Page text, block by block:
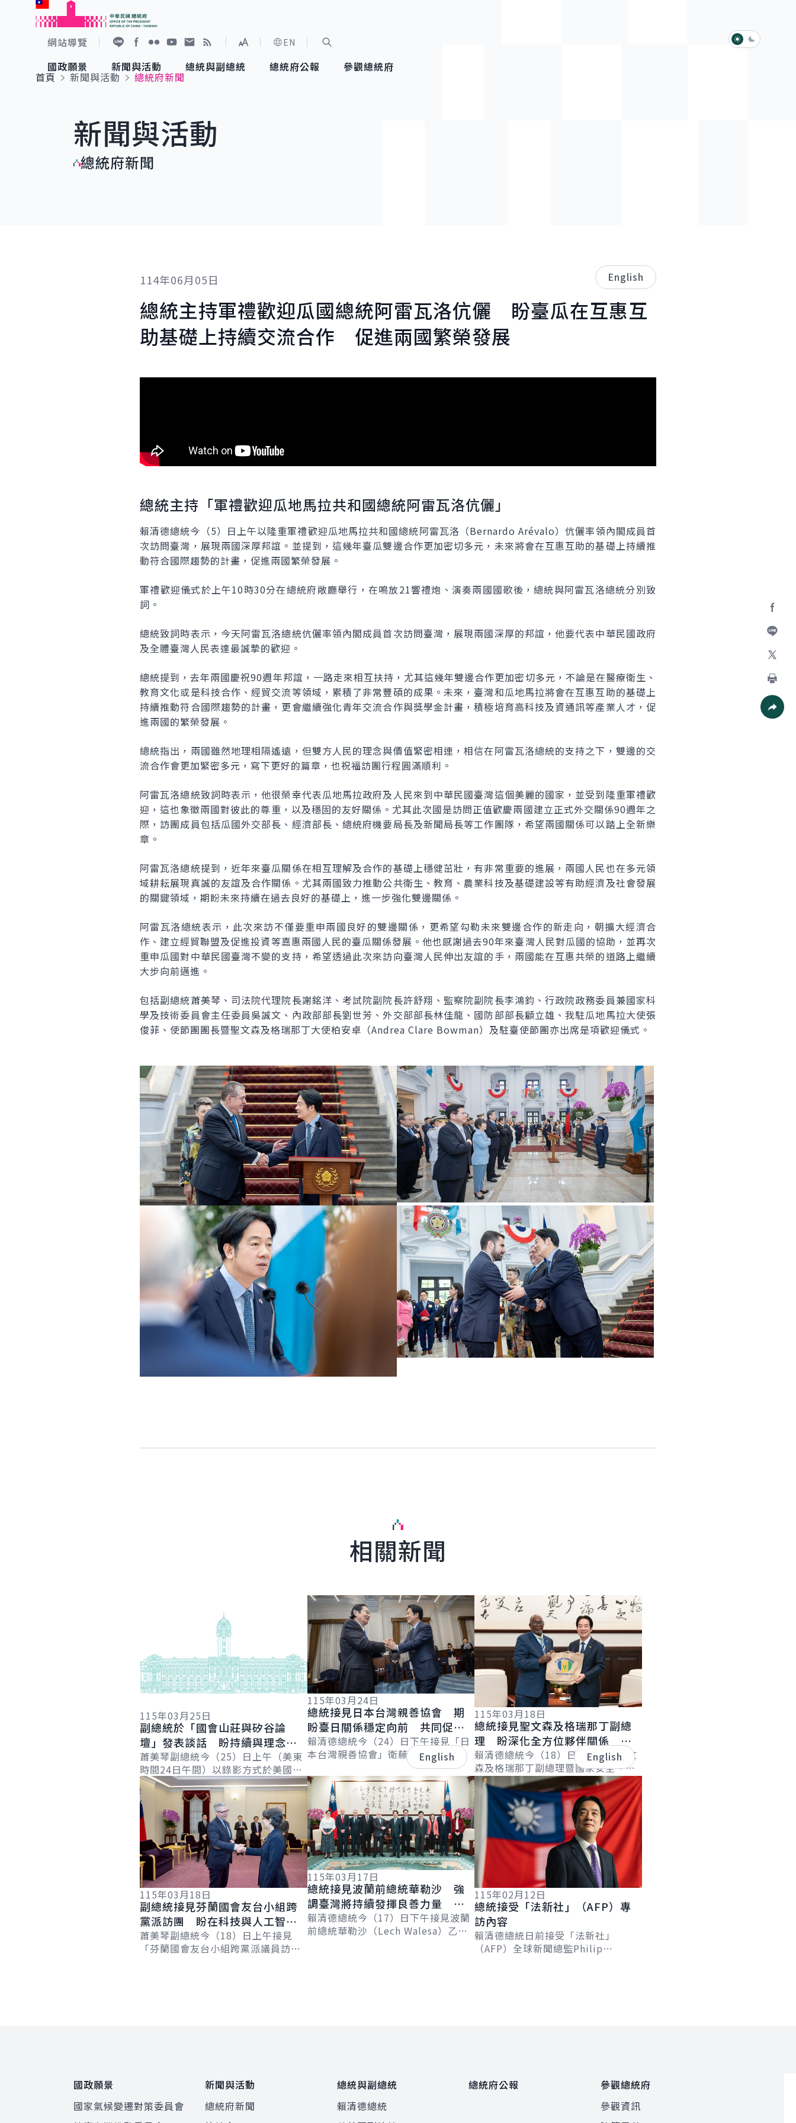
跳到主要內容
網站導覽
展開字級選單
EN
國政願景
國家氣候變遷對策委員會
重要談話
新聞與活動
總統府新聞
影音頻道
總統與副總統
賴清德總統
總統府公報 參觀總統府
參觀資訊
淺色模式
深色模式
首頁
新聞與活動
總統府新聞
新聞與活動
總統府新聞
加入好
列印
114年06月05日 English
總統主持軍禮歡迎瓜國總統阿雷瓦洛伉儷 盼臺瓜在互惠互
助基礎上持續交流合作 促進兩國繁榮發展
總統主持「軍禮歡迎瓜地馬拉共和國總統阿雷瓦洛伉儷」
賴清德總統今（5）日上午以隆重軍禮歡迎瓜地馬拉共和國總統阿雷瓦洛（Bernardo Arévalo）伉儷率領內閣成員首
次訪問臺灣，展現兩國深厚邦誼。並提到，這幾年臺瓜雙邊合作更加密切多元，未來將會在互惠互助的基礎上持續推
動符合國際趨勢的計畫，促進兩國繁榮發展。
軍禮歡迎儀式於上午10時30分在總統府敞廳舉行，在鳴放21響禮炮、演奏兩國國歌後，總統與阿雷瓦洛總統分別致
詞。
總統致詞時表示，今天阿雷瓦洛總統伉儷率領內閣成員首次訪問臺灣，展現兩國深厚的邦誼，他要代表中華民國政府
及全體臺灣人民表達最誠摯的歡迎。
總統提到，去年兩國慶祝90週年邦誼，一路走來相互扶持，尤其這幾年雙邊合作更加密切多元，不論是在醫療衛生、
教育文化或是科技合作、經貿交流等領域，累積了非常豐碩的成果。未來，臺灣和瓜地馬拉將會在互惠互助的基礎上
持續推動符合國際趨勢的計畫，更會繼續強化青年交流合作與獎學金計畫，積極培育高科技及資通訊等產業人才，促
進兩國的繁榮發展。
總統指出，兩國雖然地理相隔遙遠，但雙方人民的理念與價值緊密相連，相信在阿雷瓦洛總統的支持之下，雙邊的交
流合作會更加緊密多元，寫下更好的篇章，也祝福訪團行程圓滿順利。
阿雷瓦洛總統致詞時表示，他很榮幸代表瓜地馬拉政府及人民來到中華民國臺灣這個美麗的國家，並受到隆重軍禮歡
迎，這也象徵兩國對彼此的尊重，以及穩固的友好關係。尤其此次國是訪問正值歡慶兩國建立正式外交關係90週年之
際，訪團成員包括瓜國外交部長、經濟部長、總統府機要局長及新聞局長等工作團隊，希望兩國關係可以踏上全新樂
章。
阿雷瓦洛總統提到，近年來臺瓜關係在相互理解及合作的基礎上穩健茁壯，有非常重要的進展，兩國人民也在多元領
域耕耘展現真誠的友誼及合作關係。尤其兩國致力推動公共衛生、教育、農業科技及基礎建設等有助經濟及社會發展
的關鍵領域，期盼未來持續在過去良好的基礎上，進一步強化雙邊關係。
阿雷瓦洛總統表示，此次來訪不僅要重申兩國良好的雙邊關係，更希望勾勒未來雙邊合作的新走向，朝擴大經濟合
作、建立經貿聯盟及促進投資等嘉惠兩國人民的臺瓜關係發展。他也感謝過去90年來臺灣人民對瓜國的協助，並再次
重申瓜國對中華民國臺灣不變的支持，希望透過此次來訪向臺灣人民伸出友誼的手，兩國能在互惠共榮的道路上繼續
大步向前邁進。
包括副總統蕭美琴、司法院代理院長謝銘洋、考試院副院長許舒翔、監察院副院長李鴻鈞、行政院政務委員兼國家科
學及技術委員會主任委員吳誠文、內政部部長劉世芳、外交部部長林佳龍、國防部部長顧立雄、我駐瓜地馬拉大使張
俊菲、使節團團長暨聖文森及格瑞那丁大使柏安卓（Andrea Clare Bowman）及駐臺使節團亦出席是項歡迎儀式。
相關新聞
115年03月25日
副總統於「國會山莊與矽谷論
壇」發表談話 盼持續與理念相
近夥伴攜手合作 確保世界繁榮
與自由
蕭美琴副總統今（25）日上午（美東
時間24日午間）以錄影方式於美國
「國會山莊與矽谷論壇」（Hill &
Valley Forum）年度研討會...
詳細內容
115年03月24日
總統接見日本台灣親善協會 期
盼臺日關係穩定向前 共同促進
區域經濟繁榮發展
賴清德總統今（24）日下午接見「日
本台灣親善協會」衛藤征士郎會長乙
行，感謝協會長期支持臺灣，促進臺
日在各領域的交流合作。並表示，臺
日除在半導...
詳細內容
115年03月18日
總統接見聖文森及格瑞那丁副總
理 盼深化全方位夥伴關係 持
續拓展邦誼
賴清德總統今（18）日下午接見聖文
森及格瑞那丁副總理暨國家安全、災
害管理及移民部長李考克（St. Claire
Leacock）伉儷乙行時表...
詳細內容
115年03月18日
副總統接見芬蘭國會友台小組跨
黨派訪團 盼在科技與人工智慧
領域深化合作
蕭美琴副總統今（18）日上午接見
「芬蘭國會友台小組跨黨派議員訪問
詳細內容
115年03月17日
總統接見波蘭前總統華勒沙 強
調臺灣將持續發揮良善力量 成
為全球民主韌性的貢獻者
賴清德總統今（17）日下午接見波蘭
前總統華勒沙（Lech Walesa）乙
English
詳細內容
115年02月12日
總統接受「法新社」（AFP）專
訪內容
賴清德總統日前接受「法新社」
（AFP）全球新聞總監Philip
English
國政願景
國家氣候變遷對策委員會
新聞與活動
總統府新聞
總統與副總統
賴清德總統
總統府公報
參觀總統府
參觀資訊